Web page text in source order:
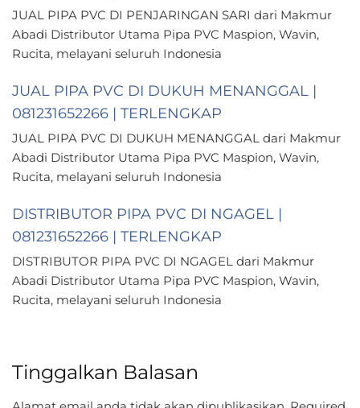
JUAL PIPA PVC DI PENJARINGAN SARI dari Makmur
Abadi Distributor Utama Pipa PVC Maspion, Wavin,
Rucita, melayani seluruh Indonesia
JUAL PIPA PVC DI DUKUH MENANGGAL |
081231652266 | TERLENGKAP
JUAL PIPA PVC DI DUKUH MENANGGAL dari Makmur
Abadi Distributor Utama Pipa PVC Maspion, Wavin,
Rucita, melayani seluruh Indonesia
DISTRIBUTOR PIPA PVC DI NGAGEL |
081231652266 | TERLENGKAP
DISTRIBUTOR PIPA PVC DI NGAGEL dari Makmur
Abadi Distributor Utama Pipa PVC Maspion, Wavin,
Rucita, melayani seluruh Indonesia
Tinggalkan Balasan